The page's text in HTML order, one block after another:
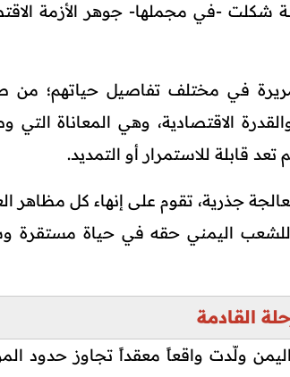
شكلت -في مجملها- جوهر الأزمة
في مختلف تفاصيل حياتهم؛ من
الاقتصادية، وهي المعاناة التي
تعد قابلة للاستمرار أو التمديد.
جذرية، تقوم على إنهاء كل مظاهر
للشعب اليمني حقه في حياة مستقرة
القادمة
ولّدت واقعاً معقداً تجاوز حدود